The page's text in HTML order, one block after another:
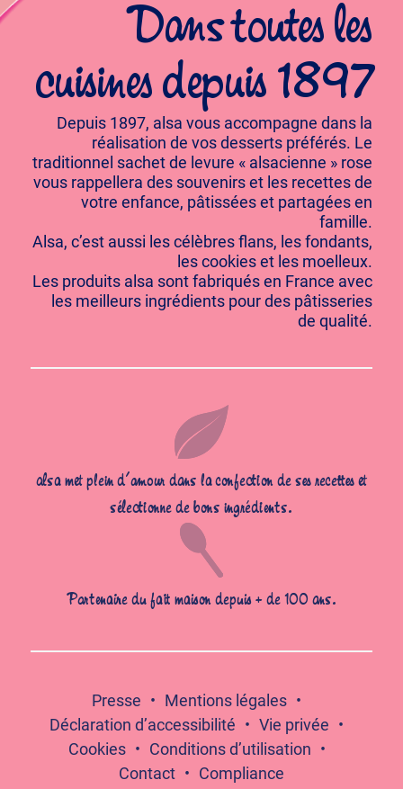
alsa met plein d’amour dans la confection de ses recettes et
sélectionne de bons ingrédients.
Partenaire du fait maison depuis + de 100 ans.
Dans toutes les
cuisines depuis 1897
Depuis 1897, alsa vous accompagne dans la
réalisation de vos desserts préférés. Le
traditionnel sachet de levure « alsacienne » rose
vous rappellera des souvenirs et les recettes de
votre enfance, pâtissées et partagées en
famille.
Alsa, c’est aussi les célèbres flans, les fondants,
les cookies et les moelleux.
Les produits alsa sont fabriqués en France avec
les meilleurs ingrédients pour des pâtisseries
de qualité.
Presse
Mentions légales
Déclaration d’accessibilité
Vie privée
Cookies
Conditions d’utilisation
Contact
Compliance